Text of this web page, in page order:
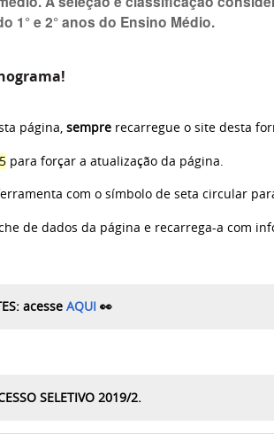
1° e 2° anos do Ensino Médio.
página, semprerecarregue o site desta
para forçar a atualização da página.
com o símbolo de seta circular
de dados da página e recarrega-a com
acesse AQUI 👀
SELETIVO 2019/2.